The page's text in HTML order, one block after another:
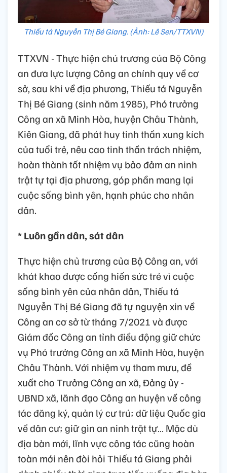
Thiếu tá Nguyễn Thị Bé Giang. (Ảnh: Lê Sen/TTXVN)
TTXVN - Thực hiện chủ trương của Bộ Công
an đưa lực lượng Công an chính quy về cơ
sở, sau khi về địa phương, Thiếu tá Nguyễn
Thị Bé Giang (sinh năm 1985), Phó trưởng
Công an xã Minh Hòa, huyện Châu Thành,
Kiên Giang, đã phát huy tinh thần xung kích
của tuổi trẻ, nêu cao tinh thần trách nhiệm,
hoàn thành tốt nhiệm vụ bảo đảm an ninh
trật tự tại địa phương, góp phần mang lại
cuộc sống bình yên, hạnh phúc cho nhân
dân.
* Luôn gần dân, sát dân
Thực hiện chủ trương của Bộ Công an, với
khát khao được cống hiến sức trẻ vì cuộc
sống bình yên của nhân dân, Thiếu tá
Nguyễn Thị Bé Giang đã tự nguyện xin về
Công an cơ sở từ tháng 7/2021 và được
Giám đốc Công an tỉnh điều động giữ chức
vụ Phó trưởng Công an xã Minh Hòa, huyện
Châu Thành. Với nhiệm vụ tham mưu, đề
xuất cho Trưởng Công an xã, Đảng ủy -
UBND xã, lãnh đạo Công an huyện về công
tác đăng ký, quản lý cư trú; dữ liệu Quốc gia
về dân cư; giữ gìn an ninh trật tự… Mặc dù
địa bàn mới, lĩnh vực công tác cũng hoàn
toàn mới nên đòi hỏi Thiếu tá Giang phải